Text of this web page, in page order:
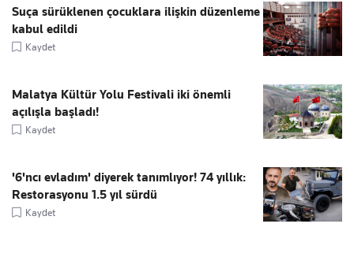
Suça sürüklenen çocuklara ilişkin düzenleme
kabul edildi
Kaydet
Malatya Kültür Yolu Festivali iki önemli
açılışla başladı!
Kaydet
'6'ncı evladım' diyerek tanımlıyor! 74 yıllık:
Restorasyonu 1.5 yıl sürdü
Kaydet